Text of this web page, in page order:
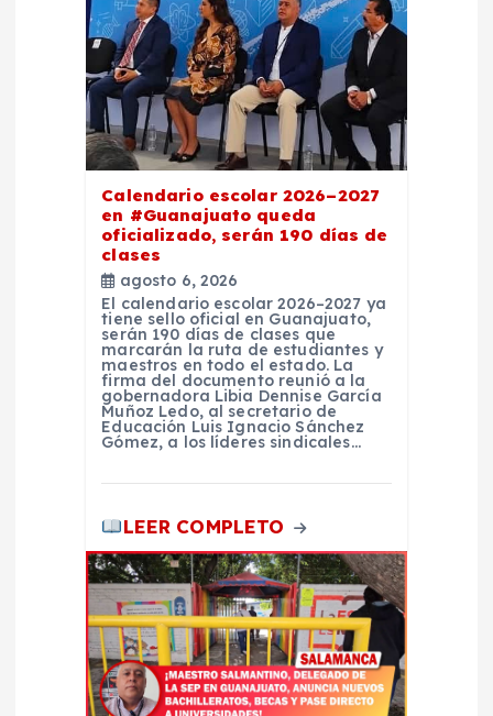
Calendario escolar 2026–2027
en #Guanajuato queda
oficializado, serán 190 días de
clases
agosto 6, 2026
El calendario escolar 2026–2027 ya
tiene sello oficial en Guanajuato,
serán 190 días de clases que
marcarán la ruta de estudiantes y
maestros en todo el estado. La
firma del documento reunió a la
gobernadora Libia Dennise García
Muñoz Ledo, al secretario de
Educación Luis Ignacio Sánchez
Gómez, a los líderes sindicales…
LEER COMPLETO